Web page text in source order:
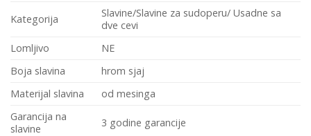
Kategorija
Slavine/Slavine za sudoperu/ Usadne sa
dve cevi
Lomljivo
NE
Boja slavina
hrom sjaj
Materijal slavina
od mesinga
Garancija na
slavine
3 godine garancije